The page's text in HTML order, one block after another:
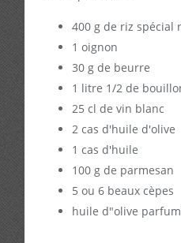
400 g de riz spécial
1 oignon
30 g de beurre
1 litre 1/2 de
25 cl de vin blanc
2 cas d'huile d'olive
1 cas d'huile
100 g de parmesan
5 ou 6 beaux cèpes
huile d"olive